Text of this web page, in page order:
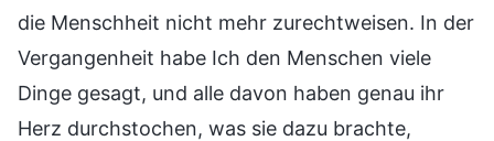
die Menschheit nicht mehr zurechtweisen. In der
Vergangenheit habe Ich den Menschen viele
Dinge gesagt, und alle davon haben genau ihr
Herz durchstochen, was sie dazu brachte,